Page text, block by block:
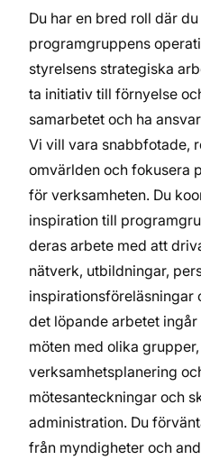
Du har en bred roll där
programgruppens
styrelsens strategiska
ta initiativ till förnyelse
samarbetet och ha
Vi vill vara snabbfotade,
omvärlden och fokusera
för verksamheten. Du
inspiration till
deras arbete med att
nätverk, utbildningar,
inspirationsföreläsningar
det löpande arbetet
möten med olika
verksamhetsplanering
mötesanteckningar och
administration. Du
från myndigheter och